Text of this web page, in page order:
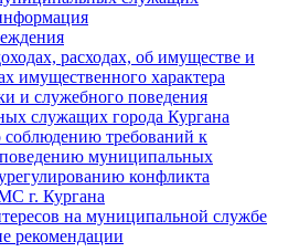
расходах, об имуществе и
имущественного характера
и служебного поведения
служащих города Кургана
требований к
муниципальных
конфликта
г. Кургана
на муниципальной службе
рекомендации